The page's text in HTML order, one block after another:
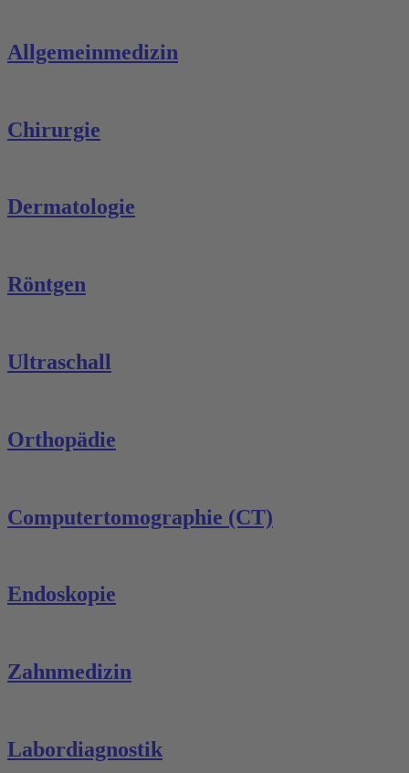
Allgemeinmedizin
Chirurgie
Dermatologie
Röntgen
Ultraschall
Orthopädie
Computertomographie (CT)
Endoskopie
Zahnmedizin
Labordiagnostik